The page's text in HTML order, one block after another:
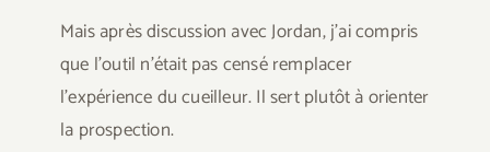
Mais après discussion avec Jordan, j’ai compris
que l’outil n’était pas censé remplacer
l’expérience du cueilleur. Il sert plutôt à orienter
la prospection.